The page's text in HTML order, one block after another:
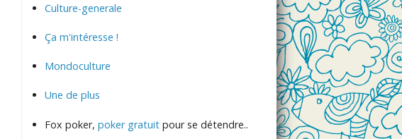
Culture-generale
Ça m'intéresse !
Mondoculture
Une de plus
Fox poker, poker gratuit pour se détendre..